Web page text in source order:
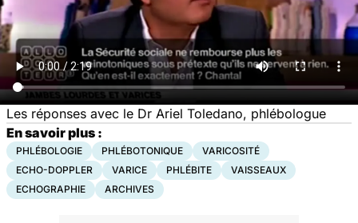
Les réponses avec le Dr Ariel Toledano, phlébologue
En savoir plus :
PHLÉBOLOGIE PHLÉBOTONIQUE
VARICOSITÉ
ECHO-DOPPLER
VARICE PHLÉBITE
VAISSEAUX
ECHOGRAPHIE
ARCHIVES